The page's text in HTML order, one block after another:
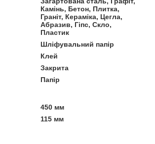
Камінь, Бетон, Плитка,
Граніт, Кераміка, Цегла,
Абразив, Гіпс, Скло,
Пластик
Шліфувальний папір
Клей
Закрита
Папір
450 мм
115 мм